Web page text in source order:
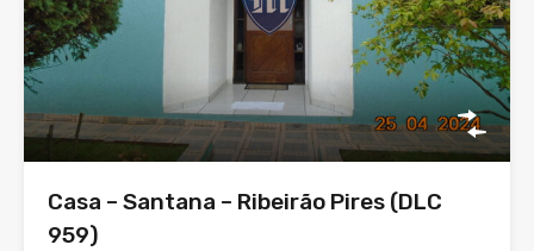
Casa – Santana – Ribeirão Pires (DLC
959)